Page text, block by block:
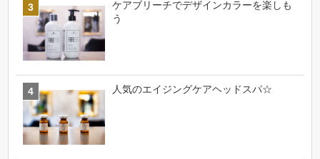
ケアブリーチでデザインカラーを楽しも
う
人気のエイジングケアヘッドスパ☆